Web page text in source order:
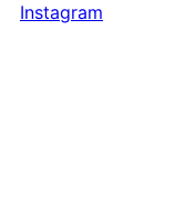
Instagram